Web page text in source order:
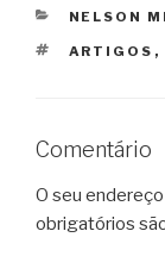
NELSON
TAGS
ARTIGOS ,
Comentário
O seu
obrigatórios